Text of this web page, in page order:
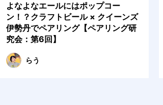
よなよなエールにはポップコー
ン！？クラフトビール × クイーンズ
伊勢丹でペアリング【ペアリング研
究会：第6回】
らう